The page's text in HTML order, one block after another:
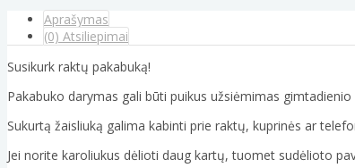
Aprašymas
(0) Atsiliepimai
Susikurk raktų pakabuką!
Pakabuko darymas gali būti puikus užsiėmimas
Sukurtą žaisliuką galima kabinti prie raktų, kuprinės ar
Jei norite karoliukus dėlioti daug kartų, tuomet sudėlioto